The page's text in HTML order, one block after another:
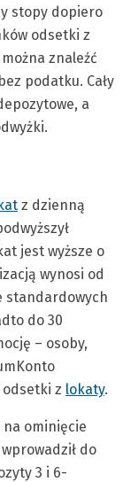
stopy dopiero
odsetki z
znaleźć
podatku. Cały
a
z dzienną
jest wyższe o
wynosi od
standardowych
do 30
– osoby,
odsetki z lokaty.
ominięcie
do
3 i 6-